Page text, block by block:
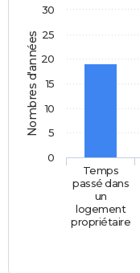
Nombres d'années
Temps
passé dans
un
logement
propriétaire
0
5
10
15
20
25
30